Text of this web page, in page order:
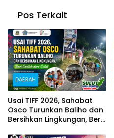
Pos Terkait
DAERAH
Usai TIFF 2026, Sahabat
Osco Turunkan Baliho dan
Bersihkan Lingkungan, Beri